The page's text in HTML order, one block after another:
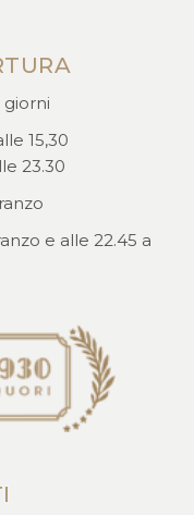
15,30
23.30
e alle 22.45 a